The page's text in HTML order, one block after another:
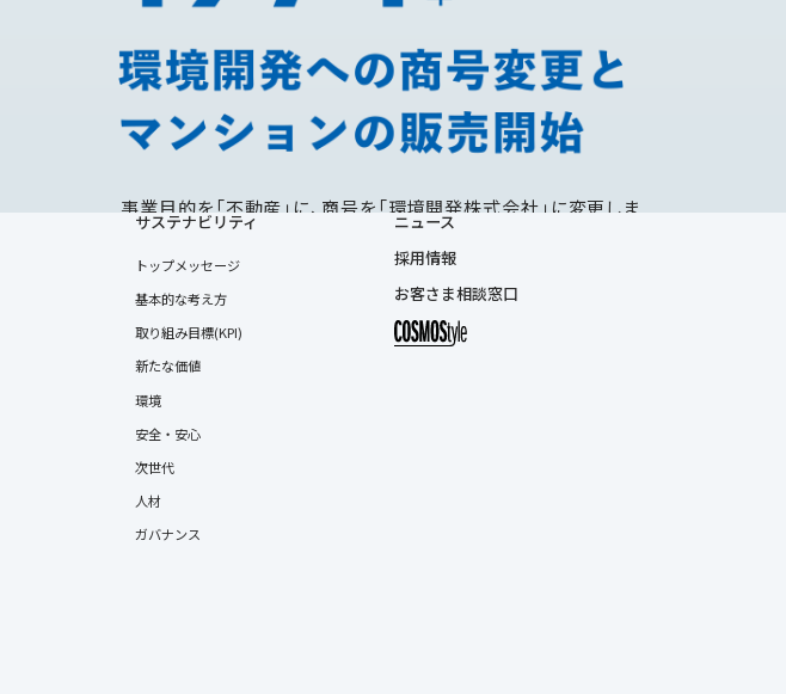
事業目的を「不動産」に、商号を「環境開発株式会社」に変更しま
した。不況の時こそ住む人の立場に立ってよりよい住宅のあり方を
考えぬき、分譲マンション第一号となる「ネオコーポ行徳」を販売
し、不動産事業が動き始めました。
宅地建物取引業者免許※を取得し、分譲マンションの販売事業を
※東京都知事(1)第27494号
サステナビリティ
トップメッセージ
基本的な考え方
取り組み目標(KPI)
新たな価値
環境
安全・安心
次世代
人材
ガバナンス
ニュース
採用情報
お客さま相談窓口